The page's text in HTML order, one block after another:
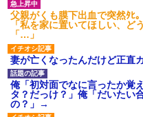
父親がくも膜下出血で突然ﾀ
「私を家に置いてほしい、
「…」
妻が亡くなったんだけど正直
俺「初対面でなに言ったか覚
タ？だっけ？」俺「だいたい
の？」→